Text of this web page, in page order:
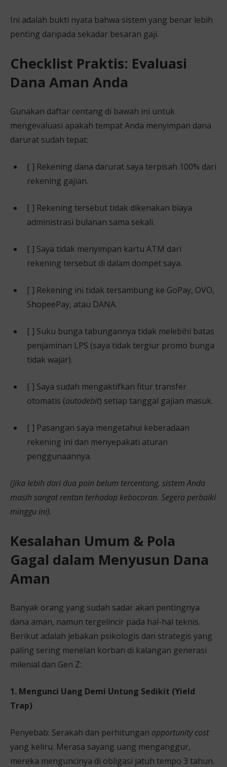
Ini adalah bukti nyata bahwa sistem yang benar lebih
penting daripada sekadar besaran gaji.
Checklist Praktis: Evaluasi
Dana Aman Anda
Gunakan daftar centang di bawah ini untuk
mengevaluasi apakah tempat Anda menyimpan dana
darurat sudah tepat:
[ ] Rekening dana darurat saya terpisah 100% dari
rekening gajian.
[ ] Rekening tersebut tidak dikenakan biaya
administrasi bulanan sama sekali.
[ ] Saya tidak menyimpan kartu ATM dari
rekening tersebut di dalam dompet saya.
[ ] Rekening ini tidak tersambung ke GoPay, OVO,
ShopeePay, atau DANA.
[ ] Suku bunga tabungannya tidak melebihi batas
penjaminan LPS (saya tidak tergiur promo bunga
tidak wajar).
[ ] Saya sudah mengaktifkan fitur transfer
otomatis (autodebit) setiap tanggal gajian masuk.
[ ] Pasangan saya mengetahui keberadaan
rekening ini dan menyepakati aturan
penggunaannya.
(Jika lebih dari dua poin belum tercentang, sistem Anda
masih sangat rentan terhadap kebocoran. Segera perbaiki
minggu ini).
Kesalahan Umum & Pola
Gagal dalam Menyusun Dana
Aman
Banyak orang yang sudah sadar akan pentingnya
dana aman, namun tergelincir pada hal-hal teknis.
Berikut adalah jebakan psikologis dan strategis yang
paling sering menelan korban di kalangan generasi
milenial dan Gen Z:
1. Mengunci Uang Demi Untung Sedikit (Yield
Trap)
Penyebab: Serakah dan perhitungan opportunity cost
yang keliru. Merasa sayang uang menganggur,
mereka menguncinya di obligasi jatuh tempo 3 tahun.